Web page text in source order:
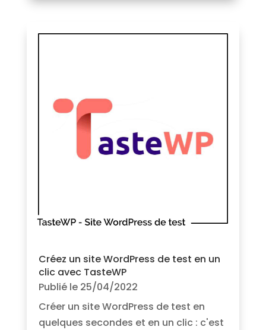
Créez un site WordPress de test en un
clic avec TasteWP
Publié le 25/04/2022
Créer un site WordPress de test en
quelques secondes et en un clic : c'est